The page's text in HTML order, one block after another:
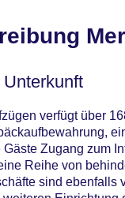
verfügt über
Zugang zum
Reihe von
sind